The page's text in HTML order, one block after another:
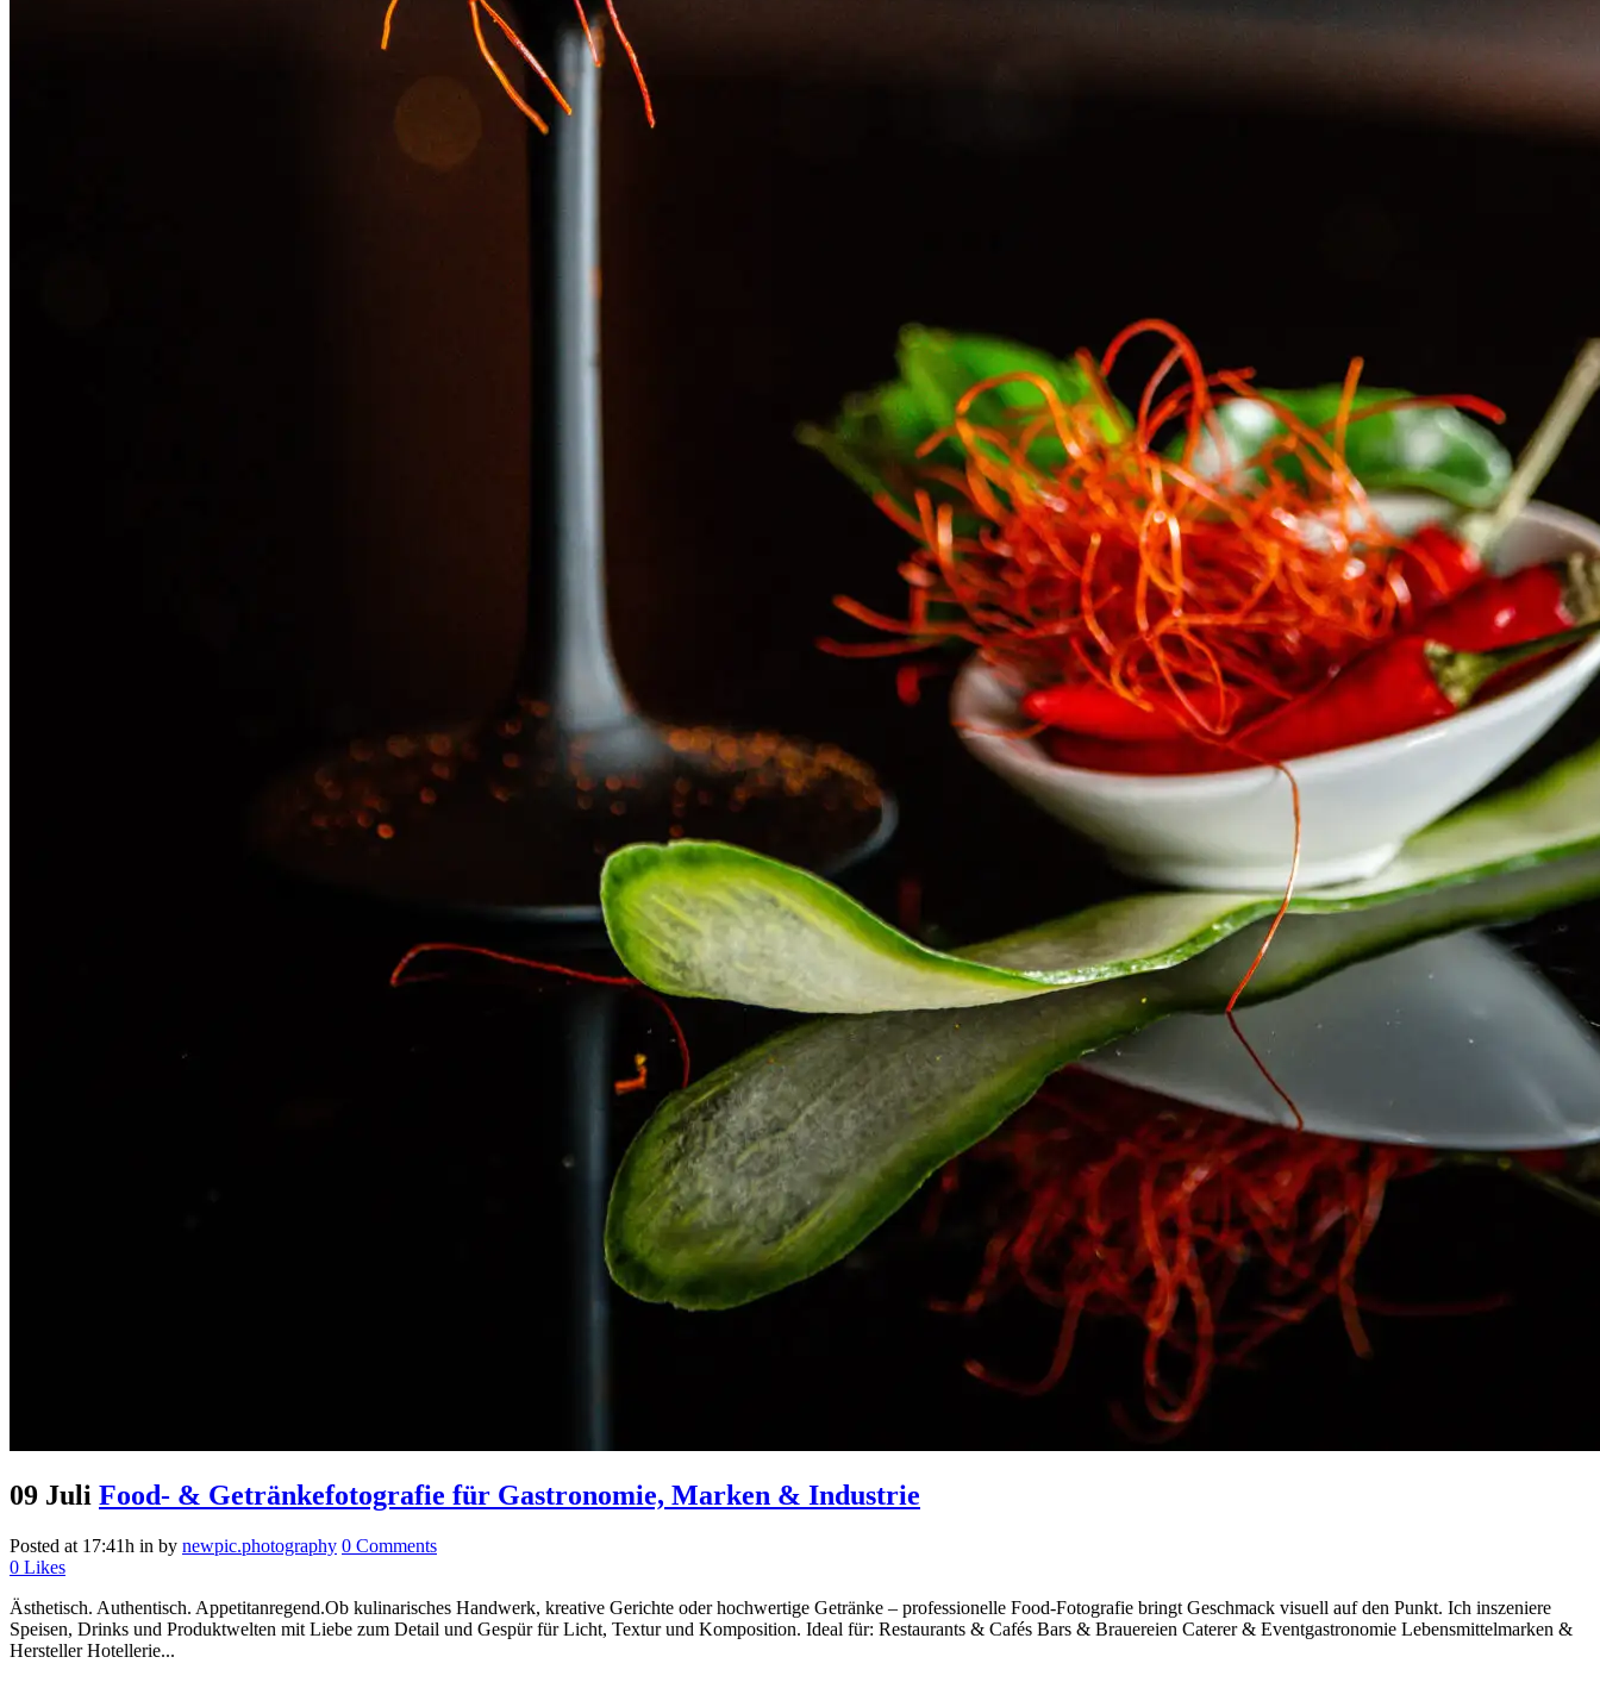
09 Juli Food- & Getränkefotografie für Gastronomie, Marken & Industrie
Posted at 17:41h in by newpic.photography 0 Comments
0 Likes
Ästhetisch. Authentisch. Appetitanregend.Ob kulinarisches Handwerk, kreative Gerichte oder hochwertige Getränke – professionelle Food-Fotografie bringt Geschmack visuell auf den Punkt. Ich inszeniere
Speisen, Drinks und Produktwelten mit Liebe zum Detail und Gespür für Licht, Textur und Komposition. Ideal für: Restaurants & Cafés Bars & Brauereien Caterer & Eventgastronomie Lebensmittelmarken &
Hersteller Hotellerie...